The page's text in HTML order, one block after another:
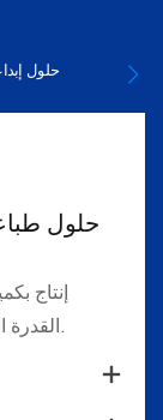
حلول
حلول
إنتاج
القدرة التنافسية الأساسية للتحف الفنية المتخصصة.